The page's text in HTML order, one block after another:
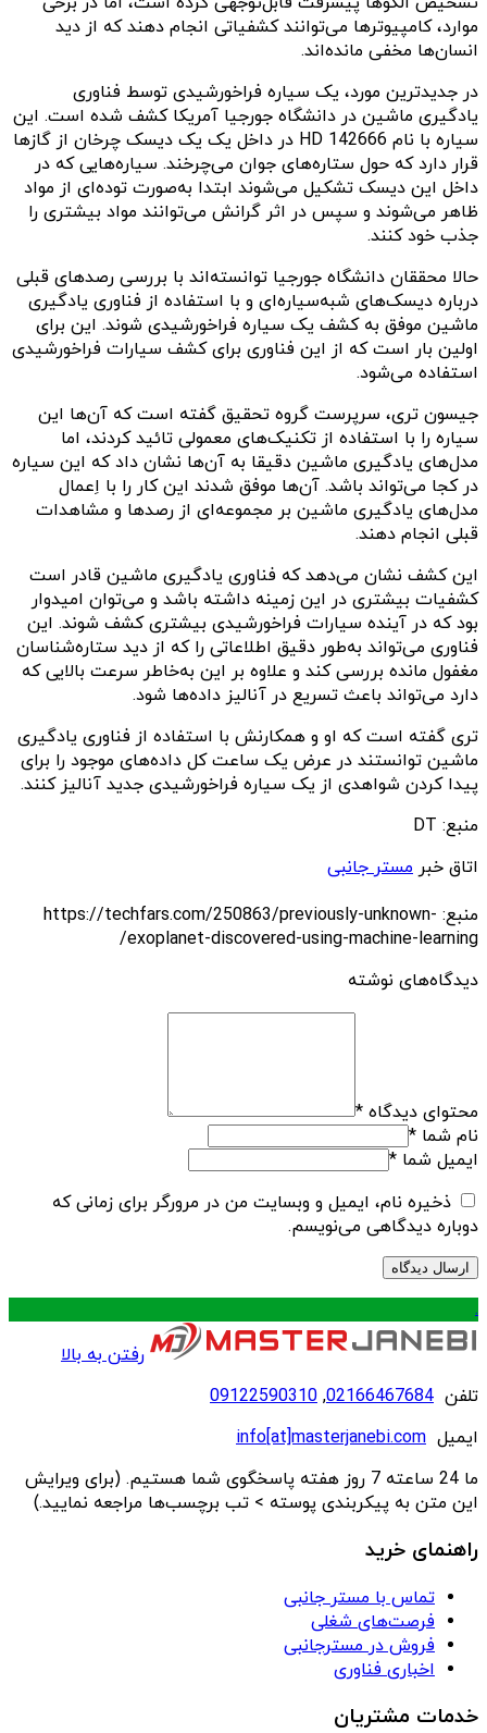
موارد، کامپیوترها می‌توانند کشفیاتی انجام دهند که از دید
انسان‌ها مخفی مانده‌اند.
در جدیدترین مورد، یک سیاره فراخورشیدی توسط فناوری
یادگیری ماشین در دانشگاه جورجیا آمریکا کشف شده است. این
سیاره با نام HD 142666 در داخل یک یک دیسک چرخان از گازها
قرار دارد که حول ستار‌ه‌های جوان می‌چرخند. سیاره‌هایی که در
داخل این دیسک تشکیل می‌شوند ابتدا به‌صورت توده‌ای از مواد
ظاهر می‌شوند و سپس در اثر گرانش می‌توانند مواد بیشتری را
جذب خود کنند.
حالا محققان دانشگاه جورجیا توانسته‌اند با بررسی رصدهای قبلی
درباره دیسک‌های شبه‌سیاره‌ای و با استفاده از فناوری یادگیری
ماشین موفق به کشف یک سیاره فراخورشیدی شوند. این برای
اولین بار است که از این فناوری برای کشف سیارات فراخورشیدی
استفاده می‌شود.
جیسون تری، سرپرست گروه تحقیق گفته است که آن‌ها این
سیاره را با استفاده از تکنیک‌های معمولی تائید کردند، اما
مدل‌های یادگیری ماشین دقیقا به آن‌ها نشان داد که این سیاره
در کجا می‌تواند باشد. آن‌ها موفق شدند این کار را با اِعمال
مدل‌های یادگیری ماشین بر مجموعه‌ای از رصدها و مشاهدات
قبلی انجام دهند.
این کشف نشان می‌دهد که فناوری یادگیری ماشین قادر است
کشفیات بیشتری در این زمینه داشته باشد و می‌توان امیدوار
بود که در آینده سیارات فراخورشیدی بیشتری کشف شوند. این
فناوری می‌تواند به‌طور دقیق اطلاعاتی را که از دید ستاره‌شناسان
مغفول مانده بررسی کند و علاوه بر این به‌خاطر سرعت بالایی که
دارد می‌تواند باعث تسریع در آنالیز داده‌ها شود.
تری گفته است که او و همکارنش با استفاده از فناوری یادگیری
ماشین توانستند در عرض یک ساعت کل داده‌های موجود را برای
پیدا کردن شواهدی از یک سیاره فراخورشیدی جدید آنالیز کنند.
منبع: DT
اتاق خبر مستر جانبی
منبع: https://techfars.com/250863/previously-unknown-
exoplanet-discovered-using-machine-learning/
دیدگاه‌های نوشته
محتوای دیدگاه *
نام شما *
ایمیل شما *
ذخیره نام، ایمیل و وبسایت من در مرورگر برای زمانی که
دوباره دیدگاهی می‌نویسم.
.
رفتن به بالا
تلفن 02166467684
,
09122590310
ایمیل info[at]masterjanebi.com
ما 24 ساعته 7 روز هفته پاسخگوی شما هستیم. (برای ویرایش
این متن به پیکربندی پوسته > تب برچسب‌ها مراجعه نمایید.)
راهنمای خرید
تماس با مستر جانبی
فرصت‌های شغلی
فروش در مسترجانبی
اخباری فناوری
خدمات مشتریان